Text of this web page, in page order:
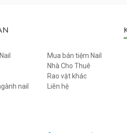
Mua bán tiệm Nail
Nhà Cho Thuê
Rao vặt khác
nail
Liên hệ